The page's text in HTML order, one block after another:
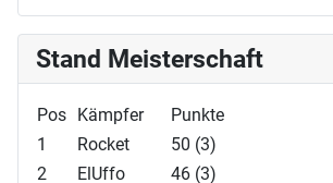
Stand Meisterschaft
Pos Kämpfer
Punkte
1
Rocket
50 (3)
2
ElUffo
46 (3)